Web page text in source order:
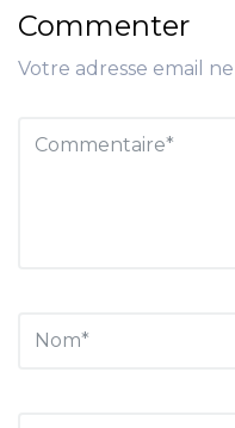
Commenter
Votre adresse email